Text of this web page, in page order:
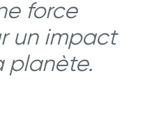
force
un impact
planète.